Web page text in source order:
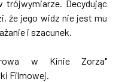
Decydując
że jego widz nie jest mu
i szacunek.
w Kinie Zorza"
Filmowej.